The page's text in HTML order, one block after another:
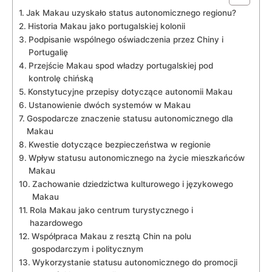
Jak ⁤Makau ⁢uzyskało status autonomicznego regionu?
Historia Makau ‌jako portugalskiej kolonii
Podpisanie wspólnego oświadczenia przez Chiny i
Portugalię
Przejście Makau spod ​władzy portugalskiej pod
kontrolę ⁢chińską
Konstytucyjne przepisy dotyczące⁤ autonomii Makau
Ustanowienie dwóch systemów w Makau
Gospodarcze ⁢znaczenie⁤ statusu autonomicznego dla
Makau
Kwestie dotyczące‌ bezpieczeństwa w regionie
Wpływ statusu autonomicznego‌ na życie mieszkańców
Makau
Zachowanie dziedzictwa ⁢kulturowego i językowego
Makau
Rola Makau jako centrum turystycznego i
hazardowego
Współpraca Makau z resztą‌ Chin​ na polu
gospodarczym ​i politycznym
Wykorzystanie statusu autonomicznego do promocji